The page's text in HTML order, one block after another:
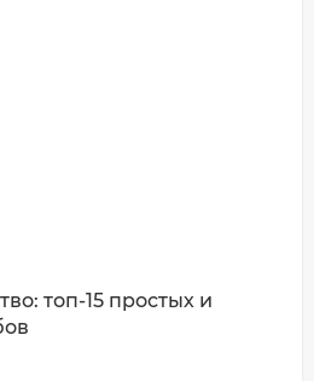
топ-15 простых и